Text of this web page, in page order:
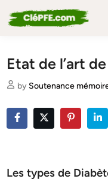
to
Etat de l’art
by Soutenance
Les types de